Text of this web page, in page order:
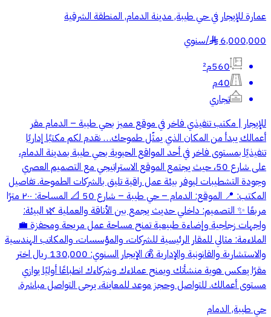
عمارة للإيجار في حي طيبة, مدينة الدمام, المنطقة الشرقية
6,000,000
§
/سنوي
560م²
40م
تجاري
للإيجار | مكتب تنفيذي فاخر في موقع مميز بحي طيبة – الدمام مقر
أعمالك يبدأ من المكان الذي يمثّل طموحك… نقدم لكم مكتبًا إداريًا
تنفيذيًا بمستوى فاخر في أحد المواقع الحيوية بحي طيبة بمدينة الدمام،
على شارع 50، حيث يجتمع الموقع الاستراتيجي مع التصميم العصري
وجودة التشطيبات ليوفر بيئة عمل راقية تليق بالشركات الطموحة. تفاصيل
المكتب: 📍 الموقع: الدمام – حي طيبة – شارع 50 📐 المساحة: ٢٠٠ مترًا
مربعًا ✨ التصميم: داخلي حديث يجمع بين الأناقة والعملية 🌿 البيئة:
واجهات زجاجية وإضاءة طبيعية تمنح مساحة عمل مريحة ومحفزة 💼
الملاءمة: مثالي للمقار الرئيسية للشركات، والمؤسسات، والمكاتب الهندسية
والاستشارية والقانونية والإدارية 💰 الإيجار السنوي: 130,000 ريال اختر
مقرًا يعكس هوية منشأتك ويمنح عملاءك وشركاءك انطباعًا أوليًا يوازي
مستوى أعمالك. للتواصل وحجز موعد للمعاينة، يرجى التواصل مباشرة.
حي طيبة, الدمام